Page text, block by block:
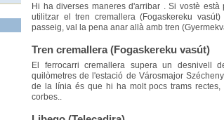
Hi ha diverses maneres d'arribar . Si vostè
utilitzar el tren cremallera (Fogaskereku
passeig, val la pena anar allà amb tren
Tren cremallera (Fogaskereku vasút)
El ferrocarri cremallera supera un desnivell
quilòmetres de l'estació de Városmajor
de la línia és que hi ha molt pocs trams
corbes..